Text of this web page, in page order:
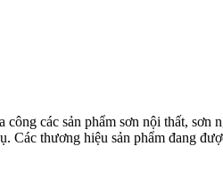
các sản phẩm sơn nội thất,
Các thương hiệu sản phẩm đang